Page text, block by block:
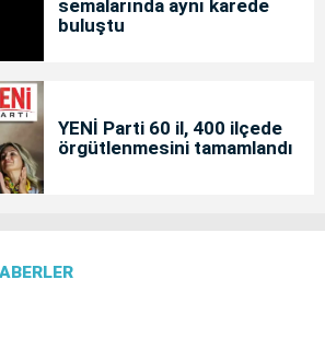
semalarında aynı karede
buluştu
YENİ Parti 60 il, 400 ilçede
örgütlenmesini tamamlandı